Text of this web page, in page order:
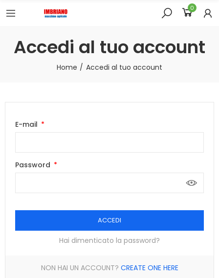
0
Accedi al tuo account
Home Accedi al tuo account
E-mail
Password
ACCEDI
Hai dimenticato la password?
NON HAI UN ACCOUNT? CREATE ONE HERE